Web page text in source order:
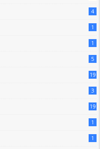
4
1
1
5
19
3
19
1
1